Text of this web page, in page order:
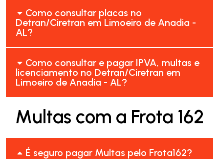
Como consultar placas no
Detran/Ciretran em Limoeiro de Anadia -
AL?
Como consultar e pagar IPVA, multas e
licenciamento no Detran/Ciretran em
Limoeiro de Anadia - AL?
Multas com a Frota 162
É seguro pagar Multas pelo Frota162?